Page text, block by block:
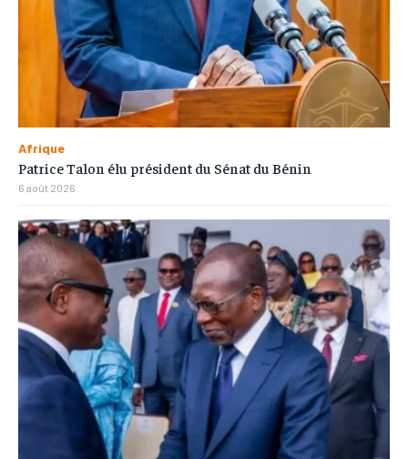
Afrique
Patrice Talon élu président du Sénat du Bénin
6 août 2026